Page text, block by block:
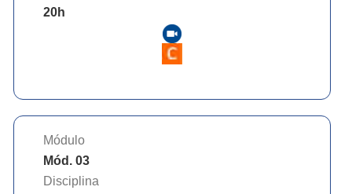
20h
Módulo
Mód. 03
Disciplina